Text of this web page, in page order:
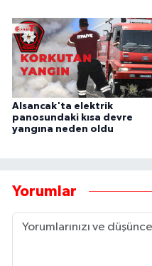
Alsancak'ta elektrik
panosundaki kısa devre
yangına neden oldu
Yorumlar